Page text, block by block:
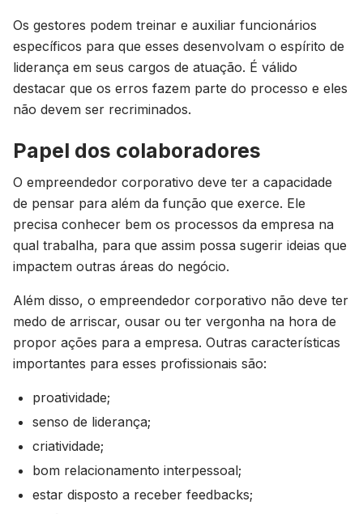
Os gestores podem treinar e auxiliar funcionários
específicos para que esses desenvolvam o espírito de
liderança em seus cargos de atuação. É válido
destacar que os erros fazem parte do processo e eles
não devem ser recriminados.
Papel dos colaboradores
O empreendedor corporativo deve ter a capacidade
de pensar para além da função que exerce. Ele
precisa conhecer bem os processos da empresa na
qual trabalha, para que assim possa sugerir ideias que
impactem outras áreas do negócio.
Além disso, o empreendedor corporativo não deve ter
medo de arriscar, ousar ou ter vergonha na hora de
propor ações para a empresa. Outras características
importantes para esses profissionais são:
proatividade;
senso de liderança;
criatividade;
bom relacionamento interpessoal;
estar disposto a receber feedbacks;